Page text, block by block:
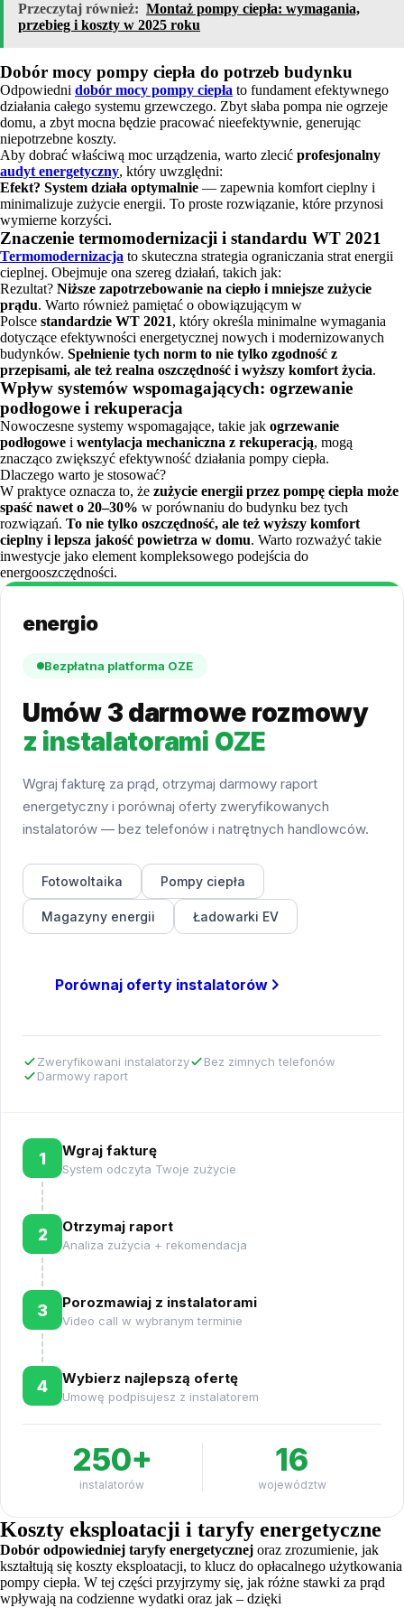
Przeczytaj również: Montaż pompy ciepła: wymagania,
przebieg i koszty w 2025 roku
Dobór mocy pompy ciepła do potrzeb budynku
Odpowiedni dobór mocy pompy ciepła to fundament efektywnego
działania całego systemu grzewczego. Zbyt słaba pompa nie ogrzeje
domu, a zbyt mocna będzie pracować nieefektywnie, generując
niepotrzebne koszty.
Aby dobrać właściwą moc urządzenia, warto zlecić profesjonalny
audyt energetyczny, który uwzględni:
Efekt? System działa optymalnie — zapewnia komfort cieplny i
minimalizuje zużycie energii. To proste rozwiązanie, które przynosi
wymierne korzyści.
Znaczenie termomodernizacji i standardu WT 2021
Termomodernizacja to skuteczna strategia ograniczania strat energii
cieplnej. Obejmuje ona szereg działań, takich jak:
Rezultat? Niższe zapotrzebowanie na ciepło i mniejsze zużycie
prądu. Warto również pamiętać o obowiązującym w
Polsce standardzie WT 2021, który określa minimalne wymagania
dotyczące efektywności energetycznej nowych i modernizowanych
budynków. Spełnienie tych norm to nie tylko zgodność z
przepisami, ale też realna oszczędność i wyższy komfort życia.
Wpływ systemów wspomagających: ogrzewanie
podłogowe i rekuperacja
Nowoczesne systemy wspomagające, takie jak ogrzewanie
podłogowe i wentylacja mechaniczna z rekuperacją, mogą
znacząco zwiększyć efektywność działania pompy ciepła.
Dlaczego warto je stosować?
W praktyce oznacza to, że zużycie energii przez pompę ciepła może
spaść nawet o 20–30% w porównaniu do budynku bez tych
rozwiązań. To nie tylko oszczędność, ale też wyższy komfort
cieplny i lepsza jakość powietrza w domu. Warto rozważyć takie
inwestycje jako element kompleksowego podejścia do
energooszczędności.
energio
Bezpłatna platforma OZE
Umów 3 darmowe rozmowy
z instalatorami OZE
Wgraj fakturę za prąd, otrzymaj darmowy raport
energetyczny i porównaj oferty zweryfikowanych
instalatorów — bez telefonów i natrętnych handlowców.
Fotowoltaika Pompy ciepła
Magazyny energii Ładowarki EV
Porównaj oferty instalatorów
Zweryfikowani instalatorzy
Bez zimnych telefonów
Darmowy raport
1 Wgraj fakturę
System odczyta Twoje zużycie
2 Otrzymaj raport
Analiza zużycia + rekomendacja
3 Porozmawiaj z instalatorami
Video call w wybranym terminie
4 Wybierz najlepszą ofertę
Umowę podpisujesz z instalatorem
250+
instalatorów
16
województw
Koszty eksploatacji i taryfy energetyczne
Dobór odpowiedniej taryfy energetycznej oraz zrozumienie, jak
kształtują się koszty eksploatacji, to klucz do opłacalnego użytkowania
pompy ciepła. W tej części przyjrzymy się, jak różne stawki za prąd
wpływają na codzienne wydatki oraz jak – dzięki